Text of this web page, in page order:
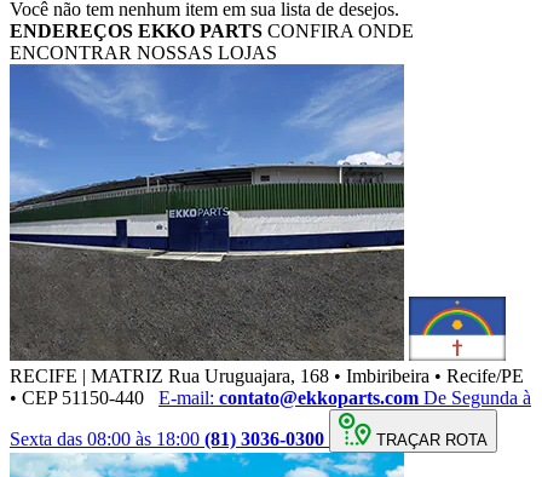
Você não tem nenhum item em sua lista de desejos.
ENDEREÇOS EKKO PARTS CONFIRA ONDE
ENCONTRAR NOSSAS LOJAS
RECIFE | MATRIZ Rua Uruguajara, 168 • Imbiribeira • Recife/PE
• CEP 51150-440
E-mail: contato@ekkoparts.com De Segunda à
Sexta das 08:00 às 18:00 (81) 3036-0300 TRAÇAR ROTA